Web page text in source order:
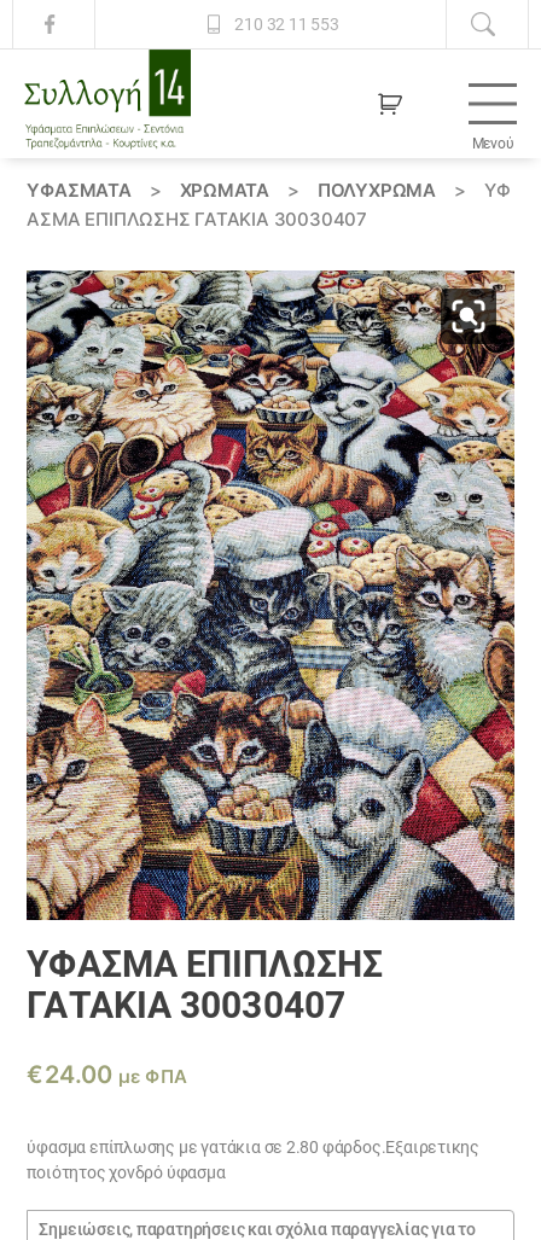
210 32 11 553
14
Μενού
ΥΦΆΣΜΑΤΑ > ΧΡΏΜΑΤΑ > ΠΟΛΥΧΡΩΜΑ >
ΎΦ
ΑΣΜΑ ΕΠΊΠΛΩΣΗΣ ΓΑΤΑΚΙΑ 30030407
ΎΦΑΣΜΑ ΕΠΊΠΛΩΣΗΣ
ΓΑΤΑΚΙΑ 30030407
€24.00 με ΦΠΑ
ύφασμα επίπλωσης με γατάκια σε 2.80 φάρδος.Εξαιρετικης
ποιότητος χονδρό ύφασμα
Σημειώσεις